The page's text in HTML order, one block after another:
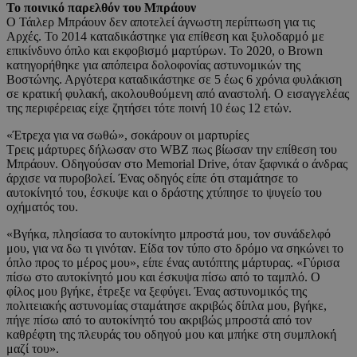
Το ποινικό παρελθόν του Μπράουν
Ο Τάιλερ Μπράουν δεν αποτελεί άγνωστη περίπτωση για τις
Αρχές. Το 2014 καταδικάστηκε για επίθεση και ξυλοδαρμό με
επικίνδυνο όπλο και εκφοβισμό μαρτύρων. Το 2020, ο Brown
κατηγορήθηκε για απόπειρα δολοφονίας αστυνομικών της
Βοστώνης. Αργότερα καταδικάστηκε σε 5 έως 6 χρόνια φυλάκιση
σε κρατική φυλακή, ακολουθούμενη από αναστολή. Ο εισαγγελέας
της περιφέρειας είχε ζητήσει τότε ποινή 10 έως 12 ετών.
«Έτρεχα για να σωθώ», σοκάρουν οι μαρτυρίες
Τρεις μάρτυρες δήλωσαν στο WBZ πως βίωσαν την επίθεση του
Μπράουν. Οδηγούσαν στο Memorial Drive, όταν ξαφνικά ο άνδρας
άρχισε να πυροβολεί. Ένας οδηγός είπε ότι σταμάτησε το
αυτοκίνητό του, έσκυψε και ο δράστης χτύπησε το ψυγείο του
οχήματός του.
«Βγήκα, πλησίασα το αυτοκίνητο μπροστά μου, τον συνάδελφό
μου, για να δω τι γινόταν. Είδα τον τύπο στο δρόμο να σηκώνει το
όπλο προς το μέρος μου», είπε ένας αυτόπτης μάρτυρας. «Γύρισα
πίσω στο αυτοκίνητό μου και έσκυψα πίσω από το ταμπλό. Ο
φίλος μου βγήκε, έτρεξε να ξεφύγει. Ένας αστυνομικός της
πολιτειακής αστυνομίας σταμάτησε ακριβώς δίπλα μου, βγήκε,
πήγε πίσω από το αυτοκίνητό του ακριβώς μπροστά από τον
καθρέφτη της πλευράς του οδηγού μου και μπήκε στη συμπλοκή
μαζί του».